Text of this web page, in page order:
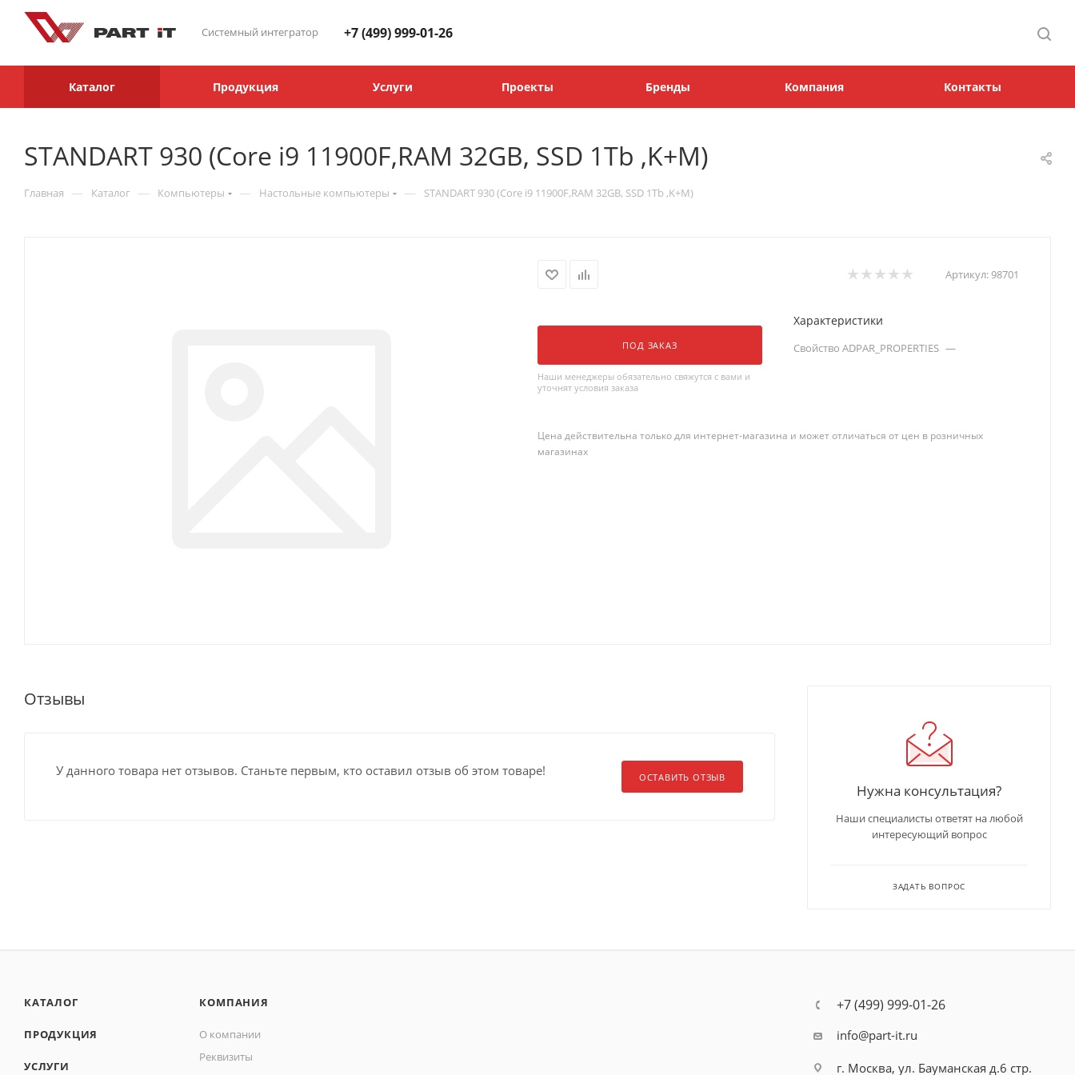
Системный интегратор +7 (499) 999-01-26
Каталог Продукция Услуги Проекты Бренды Компания Контакты
STANDART 930 (Core i9 11900F,RAM 32GB, SSD 1Tb ,K+M)
Главная — Каталог — Компьютеры — Настольные компьютеры — STANDART 930 (Core i9 11900F,RAM 32GB, SSD 1Tb ,K+M)
Артикул:98701
ПОД ЗАКАЗ
Наши менеджеры обязательно свяжутся с вами и
уточнят условия заказа
Характеристики
Свойство ADPAR_PROPERTIES —
Цена действительна только для интернет-магазина и может отличаться от цен в розничных
магазинах
Отзывы
ОСТАВИТЬ ОТЗЫВ
У данного товара нет отзывов. Станьте первым, кто оставил отзыв об этом товаре!
Нужна консультация?
Наши специалисты ответят на любой
интересующий вопрос
ЗАДАТЬ ВОПРОС
КАТАЛОГ
ПРОДУКЦИЯ
УСЛУГИ
КОМПАНИЯ
О компании
Реквизиты
+7 (499) 999-01-26
info@part-it.ru
г. Москва, ул. Бауманская д.6 стр.